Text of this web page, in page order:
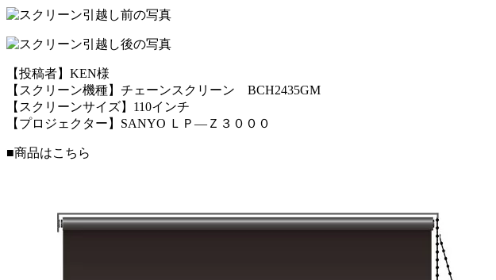
引越し前の写真
引越し後の写真
【投稿者】KEN様
【スクリーン機種】チェーンスクリーン BCH2435GM
【スクリーンサイズ】110インチ
【プロジェクター】SANYO ＬＰ―Ｚ３０００
■商品はこちら